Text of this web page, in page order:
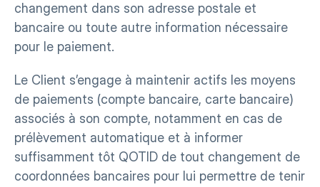
changement dans son adresse postale et
bancaire ou toute autre information nécessaire
pour le paiement.
Le Client s’engage à maintenir actifs les moyens
de paiements (compte bancaire, carte bancaire)
associés à son compte, notamment en cas de
prélèvement automatique et à informer
suffisamment tôt QOTID de tout changement de
coordonnées bancaires pour lui permettre de tenir